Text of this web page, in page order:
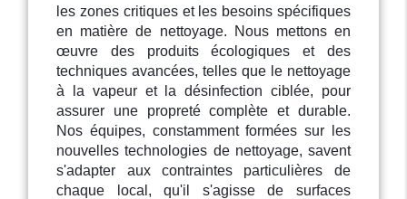
les zones critiques et les besoins spécifiques
en matière de nettoyage. Nous mettons en
œuvre des produits écologiques et des
techniques avancées, telles que le nettoyage
à la vapeur et la désinfection ciblée, pour
assurer une propreté complète et durable.
Nos équipes, constamment formées sur les
nouvelles technologies de nettoyage, savent
s'adapter aux contraintes particulières de
chaque local, qu'il s'agisse de surfaces